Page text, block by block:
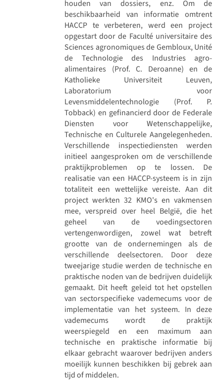
houden van dossiers, enz. Om de
beschikbaarheid van informatie omtrent
HACCP te verbeteren, werd een project
opgestart door de Faculté universitaire des
Sciences agronomiques de Gembloux, Unité
de Technologie des Industries agro-
alimentaires (Prof. C. Deroanne) en de
Katholieke Universiteit Leuven,
Laboratorium voor
Levensmiddelentechnologie (Prof. P.
Tobback) en gefinancierd door de Federale
Diensten voor Wetenschappelijke,
Technische en Culturele Aangelegenheden.
Verschillende inspectiediensten werden
initieel aangesproken om de verschillende
praktijkproblemen op te lossen. De
realisatie van een HACCP-systeem is in zijn
totaliteit een wettelijke vereiste. Aan dit
project werkten 32 KMO's en vakmensen
mee, verspreid over heel België, die het
geheel van de voedingsectoren
vertengenwordigen, zowel wat betreft
grootte van de ondernemingen als de
verschillende deelsectoren. Door deze
tweejarige studie werden de technische en
praktische noden van de bedrijven duidelijk
gemaakt. Dit heeft geleid tot het opstellen
van sectorspecifieke vademecums voor de
implementatie van het systeem. In deze
vademecums wordt de praktijk
weerspiegeld en een maximum aan
technische en praktische informatie bij
elkaar gebracht waarover bedrijven anders
moeilijk kunnen beschikken bij gebrek aan
tijd of middelen.